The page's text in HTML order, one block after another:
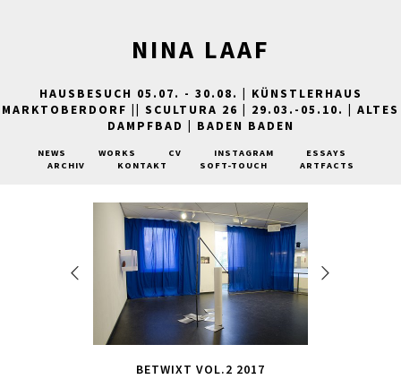
NINA LAAF
HAUSBESUCH 05.07. - 30.08. | KÜNSTLERHAUS
MARKTOBERDORF || SCULTURA 26 | 29.03.-05.10. | ALTES
DAMPFBAD | BADEN BADEN
NEWS WORKS CV INSTAGRAM
ESSAYS
ARCHIV
KONTAKT SOFT-TOUCH ARTFACTS
BETWIXT VOL.2 2017